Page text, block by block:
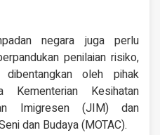
negara juga perlu
penilaian risiko,
oleh pihak
Kementerian Kesihatan
Imigresen (JIM) dan
dan Budaya (MOTAC).